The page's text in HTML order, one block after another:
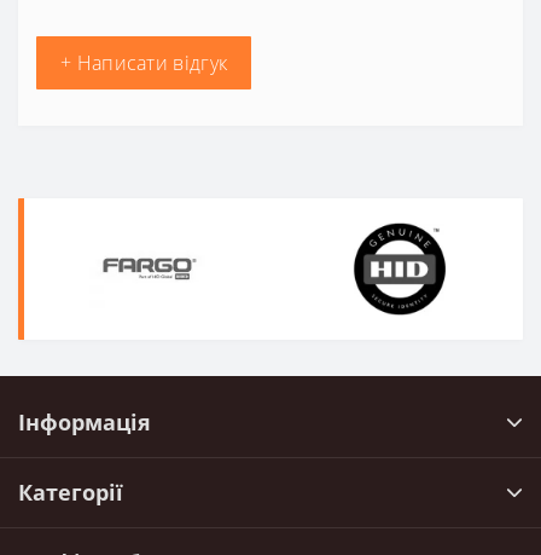
+ Написати відгук
Інформація
Категорії